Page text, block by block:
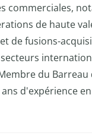
commerciales,
de haute
de fusions-
du Barreau
d'expérience